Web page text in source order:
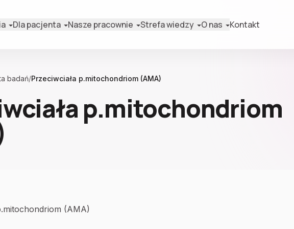
Dla pacjenta Nasze pracownie Strefa wiedzy O nas Kontakt
badań/Przeciwciała p.mitochondriom (AMA)
p.mitochondriom
(AMA)